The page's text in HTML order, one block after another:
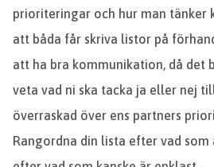
prioriteringar och hur man tänker
att båda får skriva listor på
att ha bra kommunikation, då det
veta vad ni ska tacka ja eller nej
överraskad över ens partners
Rangordna din lista efter vad